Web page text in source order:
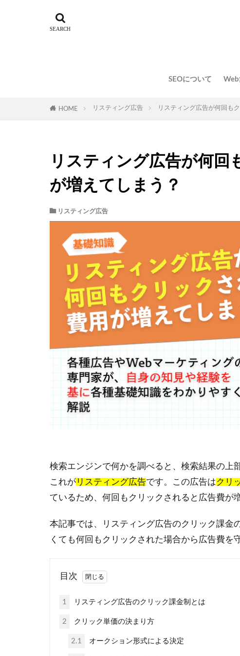
SEOについて
HOME リスティング広告 リスティング広告が何回も
リスティング広告が何回
が増えてしまう？
リスティング広告
検索エンジンで何かを調べると、検索結果の上
これが リスティング広告です。この広告はクリ
ているため、何回もクリックされると広告費が
本記事では、リスティング広告のクリック課金
くても何回もクリックされた場合から広告費を
目次
1 リスティング広告のクリック課金制とは
2 クリック単価の決まり方
2.1 オークション形式による決定